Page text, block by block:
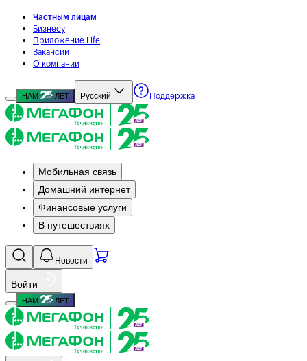
Частным лицам
Бизнесу
Приложение Life
Вакансии
О компании
НАМ ЛЕТ Русский Поддержка
Мобильная связь
Домашний интернет
Финансовые услуги
В путешествиях
Новости
Войти
НАМ ЛЕТ